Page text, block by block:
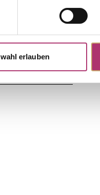
erlauben
entdecken.